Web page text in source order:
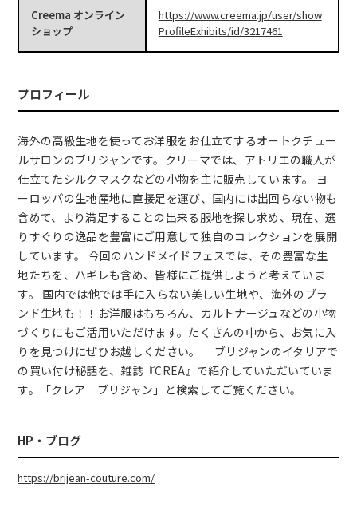
Creema オンライン
ショップ
https://www.creema.jp/user/show
ProfileExhibits/id/3217461
プロフィール
海外の高級生地を使ってお洋服をお仕立てするオートクチュー
ルサロンのブリジャンです。クリーマでは、アトリエの職人が
仕立てたシルクマスクなどの小物を主に販売しています。 ヨ
ーロッパの生地産地に直接足を運び、国内には出回らない物も
含めて、より満足することの出来る服地を探し求め、現在、選
りすぐりの逸品を豊富にご用意して独自のコレクションを展開
しています。 今回のハンドメイドフェスでは、その豊富な生
地たちを、ハギレも含め、皆様にご提供しようと考えていま
す。 国内では他では手に入らない美しい生地や、海外のブラ
ンド生地も！！お洋服はもちろん、カルトナージュなどの小物
づくりにもご活用いただけます。たくさんの中から、お気に入
りを見つけにぜひお越しください。 ブリジャンのイタリアで
の買い付け秘話を、雑誌『CREA』で紹介していただいていま
す。「クレア ブリジャン」と検索してご覧ください。
HP・ブログ
https://brijean-couture.com/